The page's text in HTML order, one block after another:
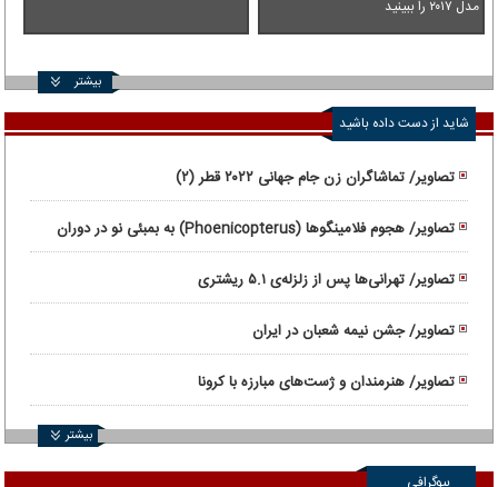
مدل ۲۰۱۷ را ببینید
بیشتر
شاید از دست داده باشید
تصاویر/ تماشاگران زن جام جهانی ۲۰۲۲ قطر (۲)
تصاویر/ هجوم فلامینگوها (Phoenicopterus) به بمبئی نو در دوران
قرنطینه
تصاویر/ تهرانی‌ها پس از زلزله‌ی ۵.۱ ریشتری
تصاویر/ جشن نیمه شعبان در ایران
تصاویر/ هنرمندان و ژست‌های مبارزه با کرونا
بیشتر
بیوگرافی